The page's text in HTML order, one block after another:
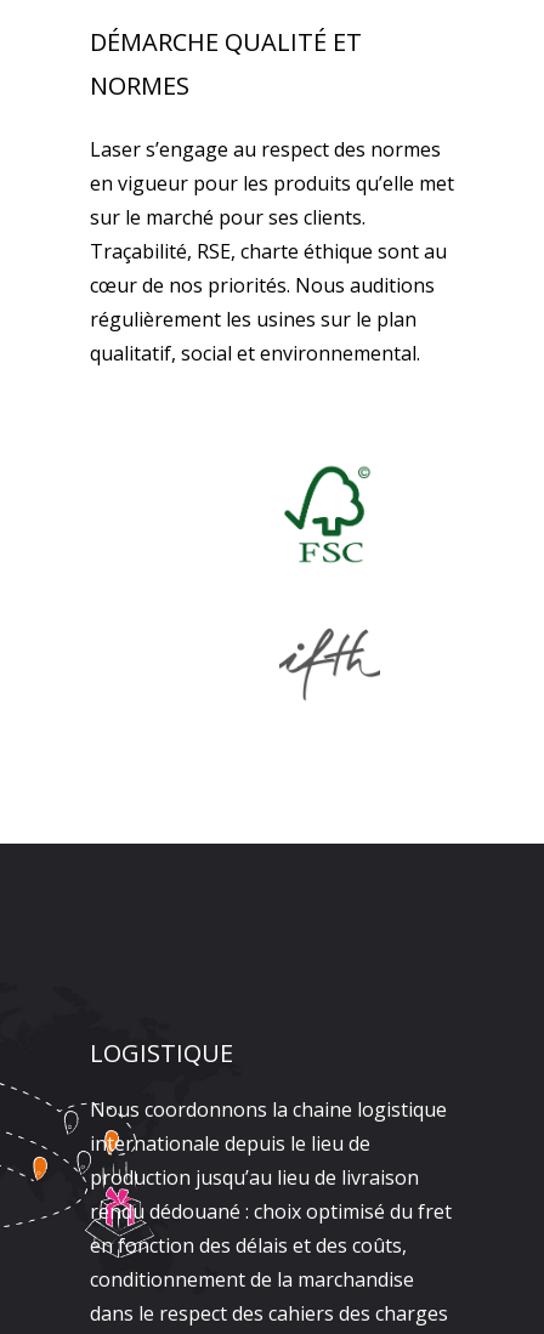
DÉMARCHE QUALITÉ ET
NORMES
Laser s’engage au respect des normes
en vigueur pour les produits qu’elle met
sur le marché pour ses clients.
Traçabilité, RSE, charte éthique sont au
cœur de nos priorités. Nous auditions
régulièrement les usines sur le plan
qualitatif, social et environnemental.
LOGISTIQUE
Nous coordonnons la chaine logistique
internationale depuis le lieu de
production jusqu’au lieu de livraison
rendu dédouané : choix optimisé du fret
en fonction des délais et des coûts,
conditionnement de la marchandise
dans le respect des cahiers des charges